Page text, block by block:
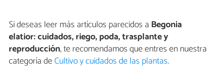
Si deseas leer más artículos parecidos a Begonia
elatior: cuidados, riego, poda, trasplante y
reproducción, te recomendamos que entres en nuestra
categoría deCultivo y cuidados de las plantas.